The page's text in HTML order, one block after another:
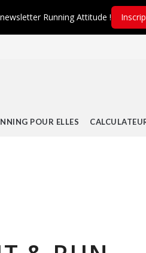
POUR ELLES
Running Attitude !